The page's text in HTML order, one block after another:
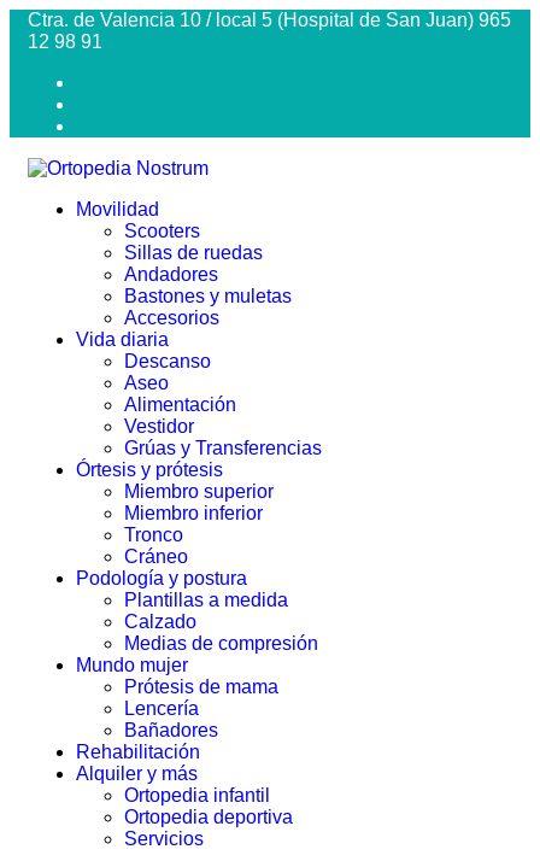
Ctra. de Valencia 10 / local 5 (Hospital de San Juan) 965
12 98 91
Movilidad
Scooters
Sillas de ruedas
Andadores
Bastones y muletas
Accesorios
Vida diaria
Descanso
Aseo
Alimentación
Vestidor
Grúas y Transferencias
Órtesis y prótesis
Miembro superior
Miembro inferior
Tronco
Cráneo
Podología y postura
Plantillas a medida
Calzado
Medias de compresión
Mundo mujer
Prótesis de mama
Lencería
Bañadores
Rehabilitación
Alquiler y más
Ortopedia infantil
Ortopedia deportiva
Servicios